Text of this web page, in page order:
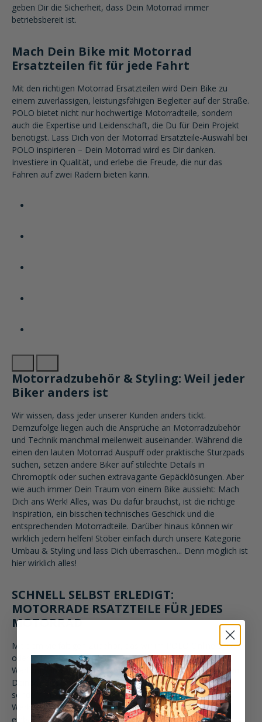
geben Dir die Sicherheit, dass Dein Motorrad immer
betriebsbereit ist.
Mach Dein Bike mit Motorrad
Ersatzteilen fit für jede Fahrt
Mit den richtigen Motorrad Ersatzteilen wird Dein Bike zu
einem zuverlässigen, leistungsfähigen Begleiter auf der Straße.
POLO bietet nicht nur hochwertige Motorradteile, sondern
auch die Expertise und Leidenschaft, die Du für Dein Projekt
benötigst. Lass Dich von der Motorrad Ersatzteile-Auswahl bei
POLO inspirieren – Dein Motorrad wird es Dir danken.
Investiere in Qualität, und erlebe die Freude, die nur das
Fahren auf zwei Rädern bieten kann.
Motorradzubehör & Styling: Weil jeder
Biker anders ist
Wir wissen, dass jeder unserer Kunden anders tickt.
Demzufolge liegen auch die Ansprüche an Motorradzubehör
und Technik manchmal meilenweit auseinander. Während die
einen den lauten Motorrad Auspuff oder praktische Sturzpads
suchen, setzen andere Biker auf stilechte Details in
Chromoptik oder suchen extravagante Gepäcklösungen. Aber
wie auch immer Dein Traum von einem Bike aussieht: Mach
Dich ans Werk! Alles, was Du dafür brauchst, ist die richtige
Inspiration, ein bisschen technisches Geschick und die
entsprechenden Motorradteile. Darüber hinaus können wir
wirklich jedem helfen! Stöber einfach durch unsere Kategorie
Umbau & Styling und lass Dich überraschen... Denn möglich ist
hier wirklich alles!
SCHNELL SELBST ERLEDIGT:
MOTORRADE RSATZTEILE FÜR JEDES
MOTORRAD
Mit dem vielfältigen Zubehör, das wir im POLO Online Shop
oder in unseren Stores anbieten, kannst Du so gut wie alle
Wartungsarbeiten und einen großen Teil der Reparaturen an
Deinem Bike selbst erledigen. Das spart nicht nur Geld,
sondern auch Zeit und macht Dich unabhängig von jeder
Werkstatt. Du kannst Deine Motorradbatterie auch selbst
einbauen. Welches der Motorradersatzteile dabei das richtige